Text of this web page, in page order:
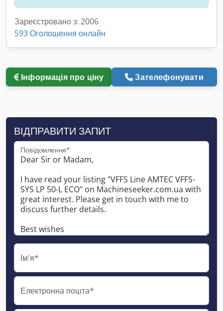
Зареєстровано з: 2006
593 Оголошення онлайн
Інформація про ціну Зателефонувати
ВІДПРАВИТИ ЗАПИТ
Повідомлення*
Ім'я*
Електронна пошта*